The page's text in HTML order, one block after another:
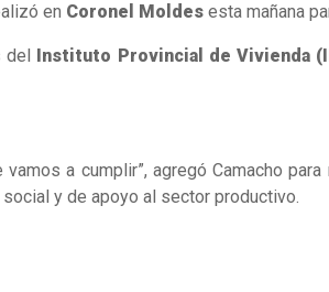
en Coronel Moldesesta mañana
Instituto Provincial de Vivienda
a cumplir”, agregó Camacho para
y de apoyo al sector productivo.